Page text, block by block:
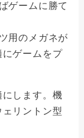
ゲームに勝て
用のメガネが
ゲームをプ
にします。機
リントン型